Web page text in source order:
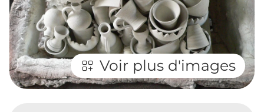
Voir plus d'images